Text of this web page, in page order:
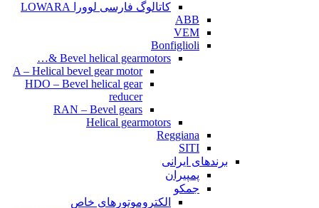
کاتالوگ فارسی لوورا LOWARA
ABB
VEM
Bonfiglioli
Bevel helical gearmotors &…
A – Helical bevel gear motor
HDO – Bevel helical gear
reducer
RAN – Bevel gears
Helical gearmotors
Reggiana
SITI
برندهای ایرانی
پمپیران
جمکو
الکتروموتورهای خاص